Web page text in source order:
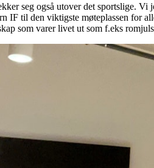
seg også utover det sportslige.
IF til den viktigste møteplassen for
som varer livet ut som f.eks